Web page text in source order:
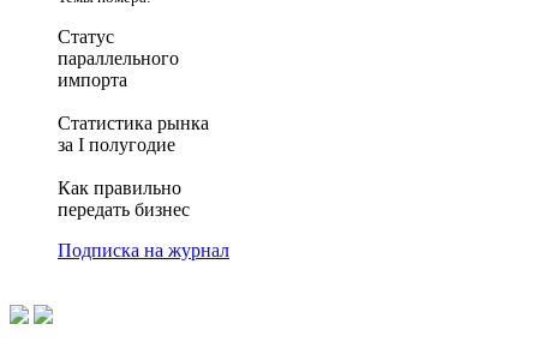
Статус
параллельного
импорта
Статистика рынка
за I полугодие
Как правильно
передать бизнес
Подписка на журнал